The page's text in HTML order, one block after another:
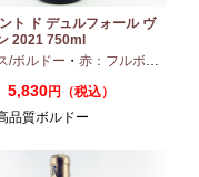
カベルネフラン ・プティヴェル
ト ド デュルフォール ヴ
2021 750ml
/ボルドー ・ 赤：フルボディ
5,830円（税込）
品質ボルドー